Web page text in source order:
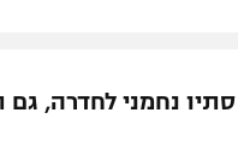
נחמני לחדרה, גם